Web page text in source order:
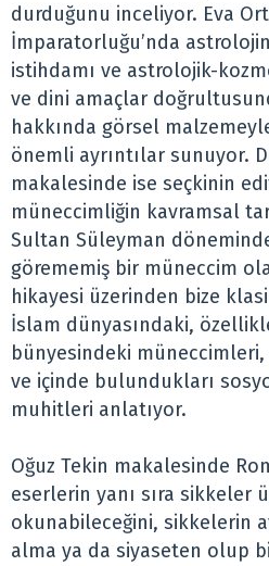
durduğunu inceliyor. Eva
İmparatorluğu’nda
istihdamı ve astrolojik-
ve dini amaçlar
hakkında görsel
önemli ayrıntılar sunuyor.
makalesinde ise seçkinin
müneccimliğin kavramsal
Sultan Süleyman
görememiş bir müneccim
hikayesi üzerinden bize
İslam dünyasındaki,
bünyesindeki müneccimleri,
ve içinde bulundukları
muhitleri anlatıyor.
Oğuz Tekin makalesinde
eserlerin yanı sıra sikkeler
okunabileceğini, sikkelerin
alma ya da siyaseten olup